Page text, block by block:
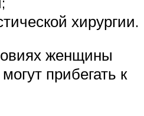
хирургии.
женщины
прибегать к